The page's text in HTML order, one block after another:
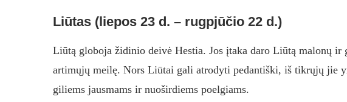
Liūtas (liepos 23 d. – rugpjūčio 22 d.)
Liūtą globoja židinio deivė Hestia. Jos įtaka daro Liūtą malonų ir
artimųjų meilę. Nors Liūtai gali atrodyti pedantiški, iš tikrųjų jie
giliems jausmams ir nuoširdiems poelgiams.